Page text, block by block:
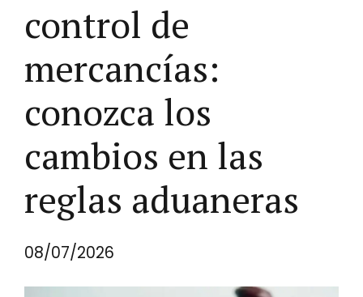
control de
mercancías:
conozca los
cambios en las
reglas aduaneras
08/07/2026